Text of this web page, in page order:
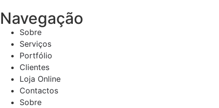
Navegação
Sobre
Serviços
Portfólio
Clientes
Loja Online
Contactos
Sobre